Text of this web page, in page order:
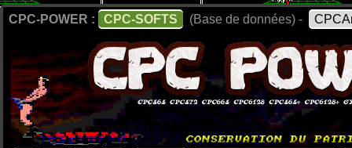
CPC-POWER : CPC-SOFTS (Base de données) -